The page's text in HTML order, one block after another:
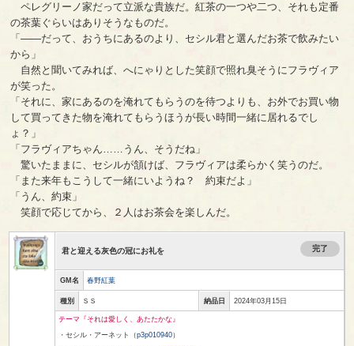
ペレグリーノ家だって立派な貴族だ。紅茶の一つや二つ、それも定番
の茶葉ぐらいはありそうなものだ。
「――だって、おうちにあるのより、セシル君と選んだお茶で飲みたい
から」
自然と聞いてみれば、へにゃりとした笑顔で照れ臭そうにフラヴィア
が笑った。
「それに、家にあるのを淹れてもらうのを待つよりも、お外でお買い物
して買ってきた物を淹れてもらうほうが長い時間一緒に居れるでし
ょ？」
「フラヴィアちゃん……うん、そうだね」
驚いたままに、セシルが頷けば、フラヴィアは柔らかく笑うのだ。
「また来年もこうして一緒にいようね？ 約束だよ」
「うん、約束」
笑顔で応じてから、２人はお茶会を楽しんだ。
君と迎える灰色の冠にお礼を 完了
GM名 春野紅葉
種別 ＳＳ 納品日 2024年03月15日
テーマ『それは愛しく、あたたかな』
・セシル・アーネット（p3p010940）